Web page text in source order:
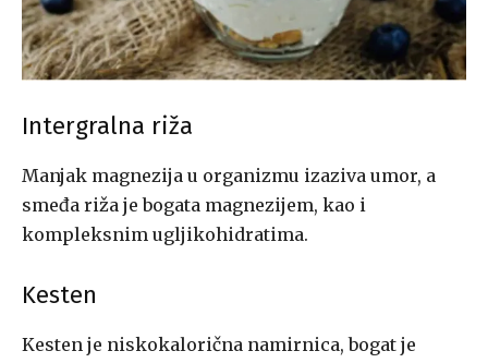
Intergralna riža
Manjak magnezija u organizmu izaziva umor, a
smeđa riža je bogata magnezijem, kao i
kompleksnim ugljikohidratima.
Kesten
Kesten je niskokalorična namirnica, bogat je